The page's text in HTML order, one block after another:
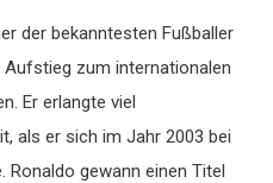
der bekanntesten Fußballer
Aufstieg zum internationalen
Er erlangte viel
als er sich im Jahr 2003 bei
Ronaldo gewann einen Titel